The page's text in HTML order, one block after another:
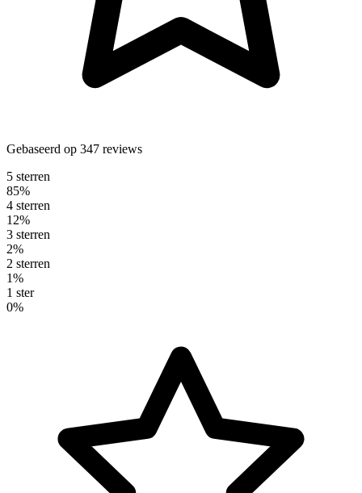
Gebaseerd op 347 reviews
5 sterren
85%
4 sterren
12%
3 sterren
2%
2 sterren
1%
1 ster
0%